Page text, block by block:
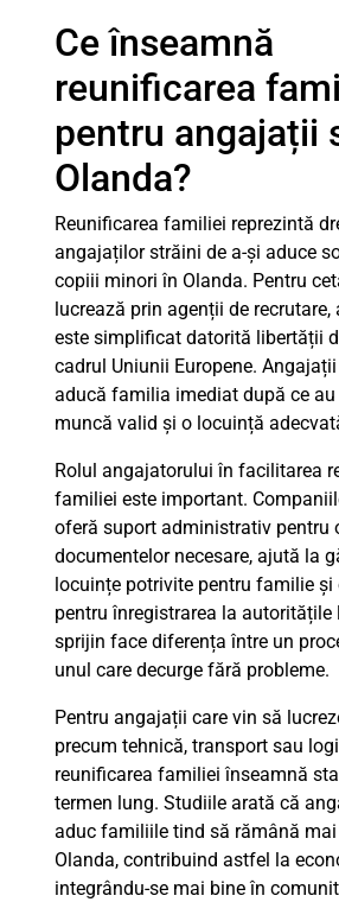
Ce înseamnă
reunificarea
pentru angajații
Olanda?
Reunificarea familiei reprezintă
angajaților străini de a-și aduce
copiii minori în Olanda. Pentru
lucrează prin agenții de recrutare,
este simplificat datorită libertății
cadrul Uniunii Europene.
aducă familia imediat după ce
muncă valid și o locuință
Rolul angajatorului în facilitarea
familiei este important.
oferă suport administrativ pentru
documentelor necesare, ajută la
locuințe potrivite pentru familie și
pentru înregistrarea la autoritățile
sprijin face diferența între un
unul care decurge fără probleme.
Pentru angajații care vin să
precum tehnică, transport sau
reunificarea familiei înseamnă
termen lung. Studiile arată că
aduc familiile tind să rămână
Olanda, contribuind astfel la
integrându-se mai bine în